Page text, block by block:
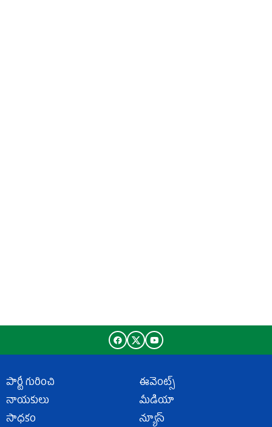
పార్టీ గురించి
నాయకులు
సాధకం
ఈవెంట్స్
మీడియా
న్యూస్